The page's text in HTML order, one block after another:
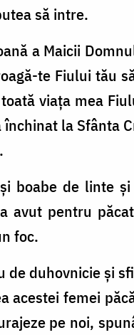
să intre.
a Maicii
te Fiului tău
viaţa mea
la Sfânta
boabe de linte
avut pentru
foc.
de duhovnicie şi
acestei femei
pe noi,